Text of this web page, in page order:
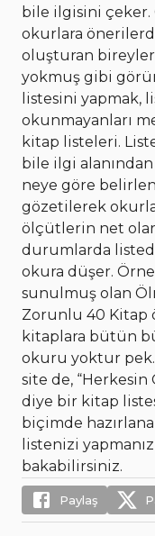
bile ilgisini
okurlara
oluşturan
yokmuş gibi
listesini yapmak,
okunmayanları
kitap listeleri.
bile ilgi
neye göre
gözetilerek
ölçütlerin net
durumlarda
okura düşer.
sunulmuş olan
Zorunlu 40 Kitap
kitaplara bütün
okuru yoktur
site de, “Herkesin
diye bir kitap
biçimde
listenizi
bakabilirsiniz.
Paylaş